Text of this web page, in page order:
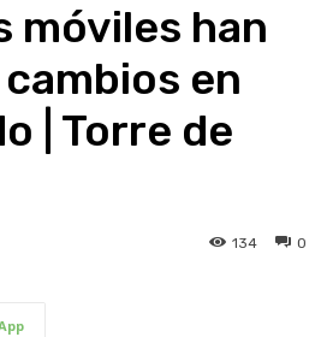
móviles han
en
| Torre de
0
134